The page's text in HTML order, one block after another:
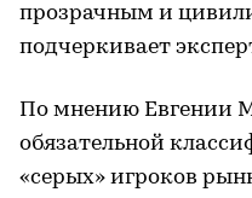
прозрачным и
подчеркивает
По мнению Евгении
обязательной
«серых» игроков